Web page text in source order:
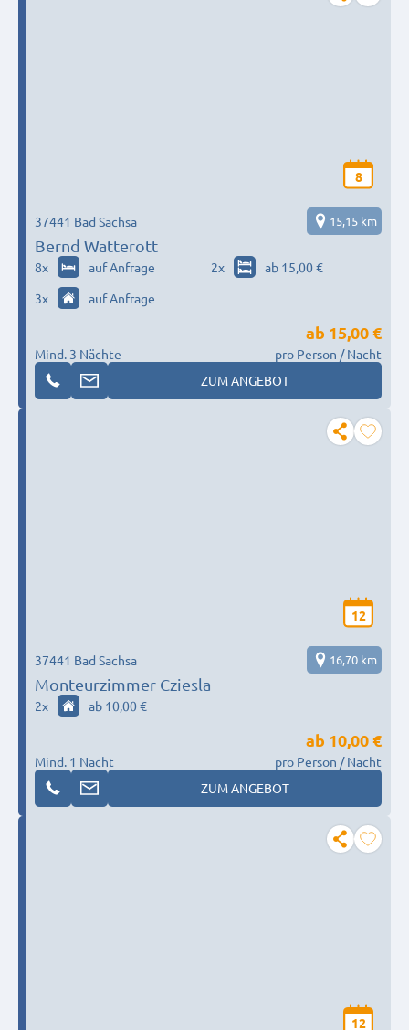
8
Bernd Watterott
37441 Bad Sachsa 15,15 km
8x auf Anfrage 2x
ab 15,00 €
3x auf Anfrage
Mind. 3 Nächte
ab 15,00 €
pro Person / Nacht
ZUM ANGEBOT
12
Monteurzimmer Cziesla
37441 Bad Sachsa 16,70 km
2x ab 10,00 €
Mind. 1 Nacht
ab 10,00 €
pro Person / Nacht
ZUM ANGEBOT
12